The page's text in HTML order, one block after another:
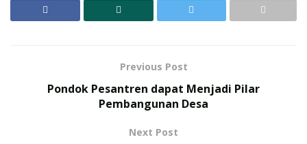
Previous Post
Pondok Pesantren dapat Menjadi Pilar
Pembangunan Desa
Next Post